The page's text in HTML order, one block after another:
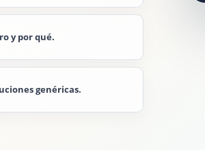
y por qué.
genéricas.